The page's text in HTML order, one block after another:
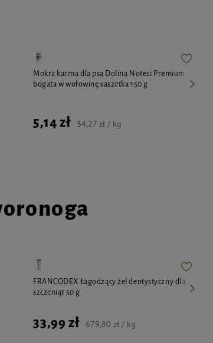
Mokra karma dla psa Dolina Noteci Premium
bogata w wołowinę saszetka 150 g
5,14 zł 34,27 zł / kg
FRANCODEX Łagodzący żel dentystyczny dla
szczeniąt 50 g
33,99 zł 679,80 zł / kg